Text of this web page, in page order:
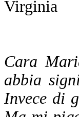
Virginia
Cara
abbia
Invece di